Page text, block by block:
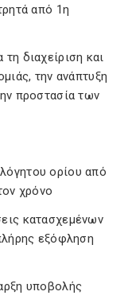
από 1η
διαχείριση και
την ανάπτυξη
προστασία των
ορίου από
χρόνο
κατασχεμένων
εξόφληση
υποβολής